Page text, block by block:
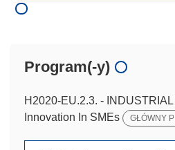
Program(-y)
H2020-EU.2.3. -
Innovation In SMEs
GŁÓWNY